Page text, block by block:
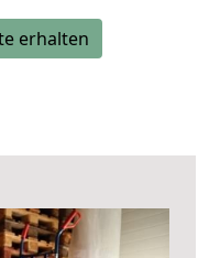
erhalten